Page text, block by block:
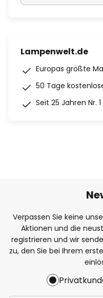
Lampenwelt.de
Europas größte
50 Tage
Seit 25 Jahren Nr.
Verpassen Sie keine
Aktionen und die
registrieren und wir
zu, den Sie bei Ihrem